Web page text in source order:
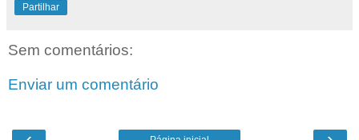
Partilhar
Sem comentários:
Enviar um comentário